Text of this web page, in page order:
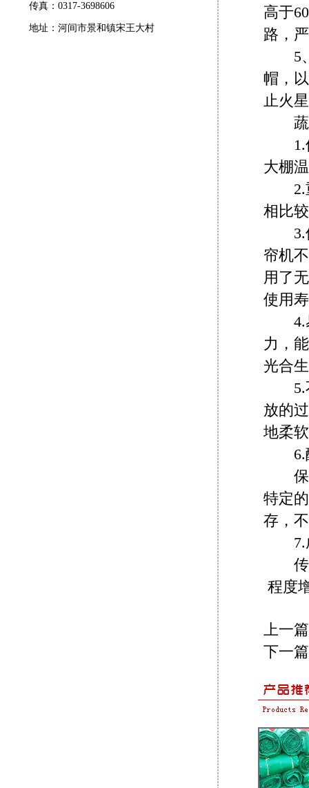
传真：0317-3698606
地址：河间市景和镇宋王大村
高于
路，
5、
帽，
止火
蔬
1.保
大棚
2.重
相比
3.使
帘机
用了
使用
4.易
力，
光合
5.不
放的
地柔
6.酸
保温
特定
存，
7.
传统
程度
上一
下一